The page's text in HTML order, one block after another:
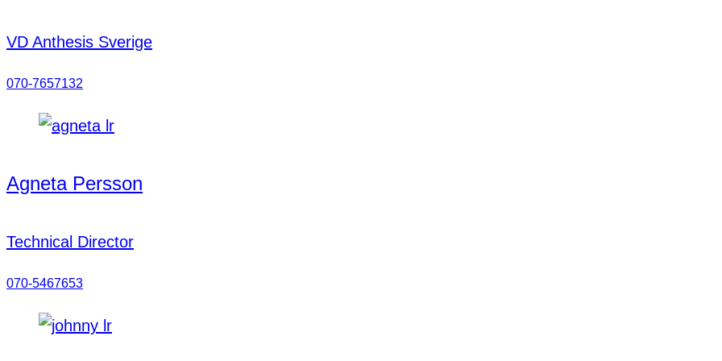
VD Anthesis Sverige
070-7657132
Agneta Persson
Technical Director
070-5467653